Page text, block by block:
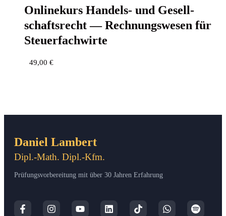
Online­kurs Han­dels- und Gesell­
schafts­recht — Rech­nungs­we­sen für
Steuerfachwirte
49,00 €
Daniel Lambert
Dipl.-Math. Dipl.-Kfm.
Prüfungsvorbereitung mit über 30 Jahren Erfahrung